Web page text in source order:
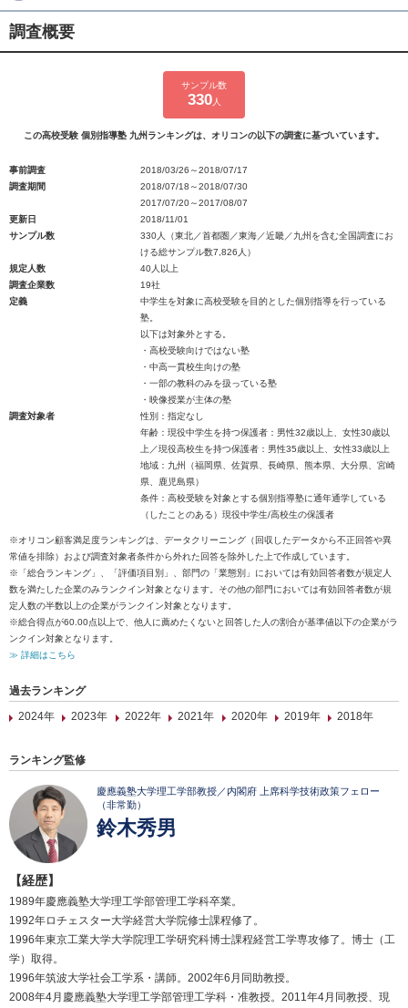
調査概要
サンプル数
330人
この高校受験 個別指導塾 九州ランキングは、オリコンの以下の調査に基づいています。
事前調査
2018/03/26～2018/07/17
調査期間
2018/07/18～2018/07/30
2017/07/20～2017/08/07
更新日
2018/11/01
サンプル数
330人（東北／首都圏／東海／近畿／九州を含む全国調査にお
ける総サンプル数7,826人）
規定人数
40人以上
調査企業数
19社
定義
中学生を対象に高校受験を目的とした個別指導を行っている
塾。
以下は対象外とする。
・高校受験向けではない塾
・中高一貫校生向けの塾
・一部の教科のみを扱っている塾
・映像授業が主体の塾
調査対象者
性別：指定なし
年齢：現役中学生を持つ保護者：男性32歳以上、女性30歳以
上／現役高校生を持つ保護者：男性35歳以上、女性33歳以上
地域：九州（福岡県、佐賀県、長崎県、熊本県、大分県、宮崎
県、鹿児島県）
条件：高校受験を対象とする個別指導塾に通年通学している
（したことのある）現役中学生/高校生の保護者
※オリコン顧客満足度ランキングは、データクリーニング（回収したデータから不正回答や異
常値を排除）および調査対象者条件から外れた回答を除外した上で作成しています。
※「総合ランキング」、「評価項目別」、部門の「業態別」においては有効回答者数が規定人
数を満たした企業のみランクイン対象となります。その他の部門においては有効回答者数が規
定人数の半数以上の企業がランクイン対象となります。
※総合得点が60.00点以上で、他人に薦めたくないと回答した人の割合が基準値以下の企業がラ
ンクイン対象となります。
≫ 詳細はこちら
過去ランキング
2024年
2023年 2022年 2021年 2020年 2019年 2018年
ランキング監修
慶應義塾大学理工学部教授／内閣府 上席科学技術政策フェロー
（非常勤）
鈴木秀男
【経歴】
1989年慶應義塾大学理工学部管理工学科卒業。
1992年ロチェスター大学経営大学院修士課程修了。
1996年東京工業大学大学院理工学研究科博士課程経営工学専攻修了。博士（工
学）取得。
1996年筑波大学社会工学系・講師。2002年6月同助教授。
2008年4月慶應義塾大学理工学部管理工学科・准教授。2011年4月同教授、現